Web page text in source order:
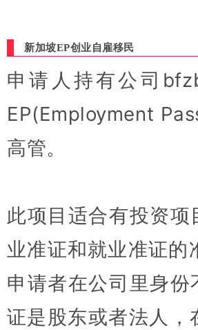
新加坡EP创业自雇移民
申请人持有公司
EP(Employment
高管。
此项目适合有投资
业准证和就业准证的
申请者在公司里身
证是股东或者法人